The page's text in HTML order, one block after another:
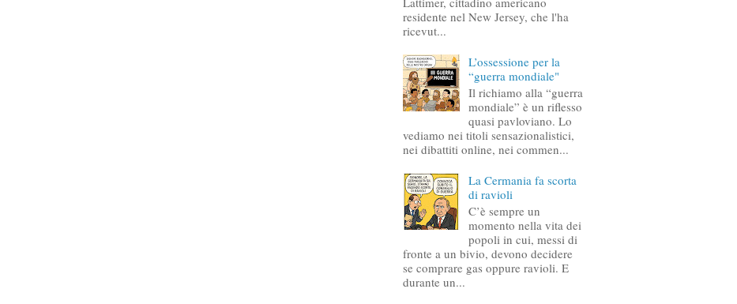
residente nel New Jersey, che l'ha
ricevut...
L’ossessione per la
“guerra mondiale"
Il richiamo alla “guerra
mondiale” è un riflesso
quasi pavloviano. Lo
vediamo nei titoli sensazionalistici,
nei dibattiti online, nei commen...
La Cermania fa scorta
di ravioli
C’è sempre un
momento nella vita dei
popoli in cui, messi di
fronte a un bivio, devono decidere
se comprare gas oppure ravioli. E
durante un...